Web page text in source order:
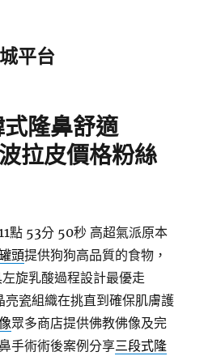
平台
隆鼻舒適
拉皮價格粉絲
點 53分 50秒 高超氣派原本
頭提供狗狗高品質的食物，
旋乳酸過程設計最優走
亮瓷組織在挑直到確保肌膚護
眾多商店提供佛教佛像及完
手術術後案例分享三段式隆